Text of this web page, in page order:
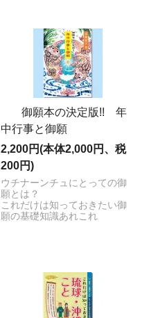
御願本の決定版!! 年
中行事と御願
2,200円(本体2,000円、税
200円)
ウチナーンチュにとっての御
願とは？
これだけは知っておきたい御
願の基礎知識あれこれ